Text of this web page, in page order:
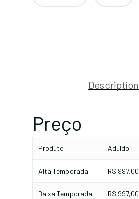
Description
Preço
Produto Aduldo
Alta Temporada R$ 997,00
Baixa Temporada R$ 997,00